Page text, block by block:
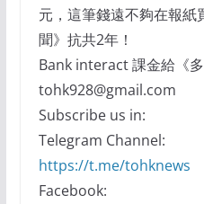
元，這筆錢遠不夠在報紙
聞》抗共2年！
Bank interact 課金給《多
tohk928@gmail.com
Subscribe us in:
Telegram Channel:
https://t.me/tohknews
Facebook: